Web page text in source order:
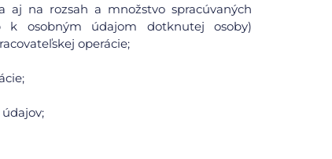
aj na rozsah a množstvo spracúvaných
k osobným údajom dotknutej osoby)
operácie;